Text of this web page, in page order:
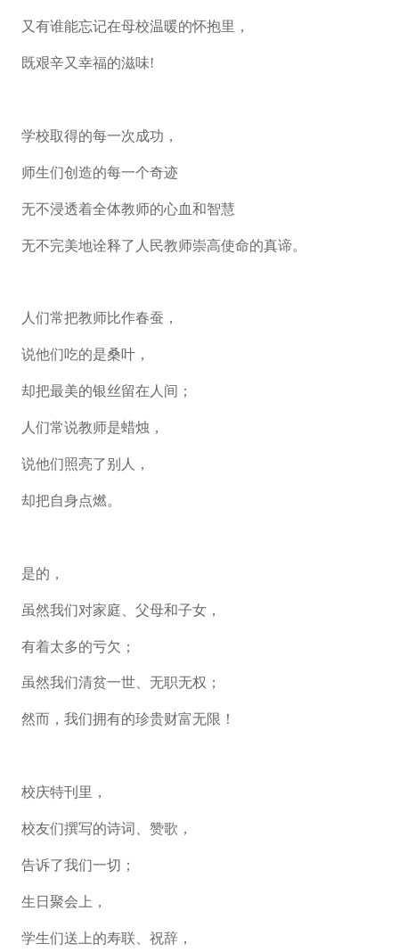
又有谁能忘记在母校温暖的怀抱里，
既艰辛又幸福的滋味!
学校取得的每一次成功，
师生们创造的每一个奇迹
无不浸透着全体教师的心血和智慧
无不完美地诠释了人民教师崇高使命的真谛。
人们常把教师比作春蚕，
说他们吃的是桑叶，
却把最美的银丝留在人间；
人们常说教师是蜡烛，
说他们照亮了别人，
却把自身点燃。
是的，
虽然我们对家庭、父母和子女，
有着太多的亏欠；
虽然我们清贫一世、无职无权；
然而，我们拥有的珍贵财富无限！
校庆特刊里，
校友们撰写的诗词、赞歌，
告诉了我们一切；
生日聚会上，
学生们送上的寿联、祝辞，